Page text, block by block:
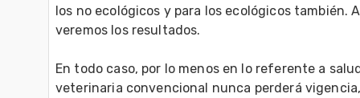
los no ecológicos y para los ecológicos también.
veremos los resultados.
En todo caso, por lo menos en lo referente a
veterinaria convencional nunca perderá